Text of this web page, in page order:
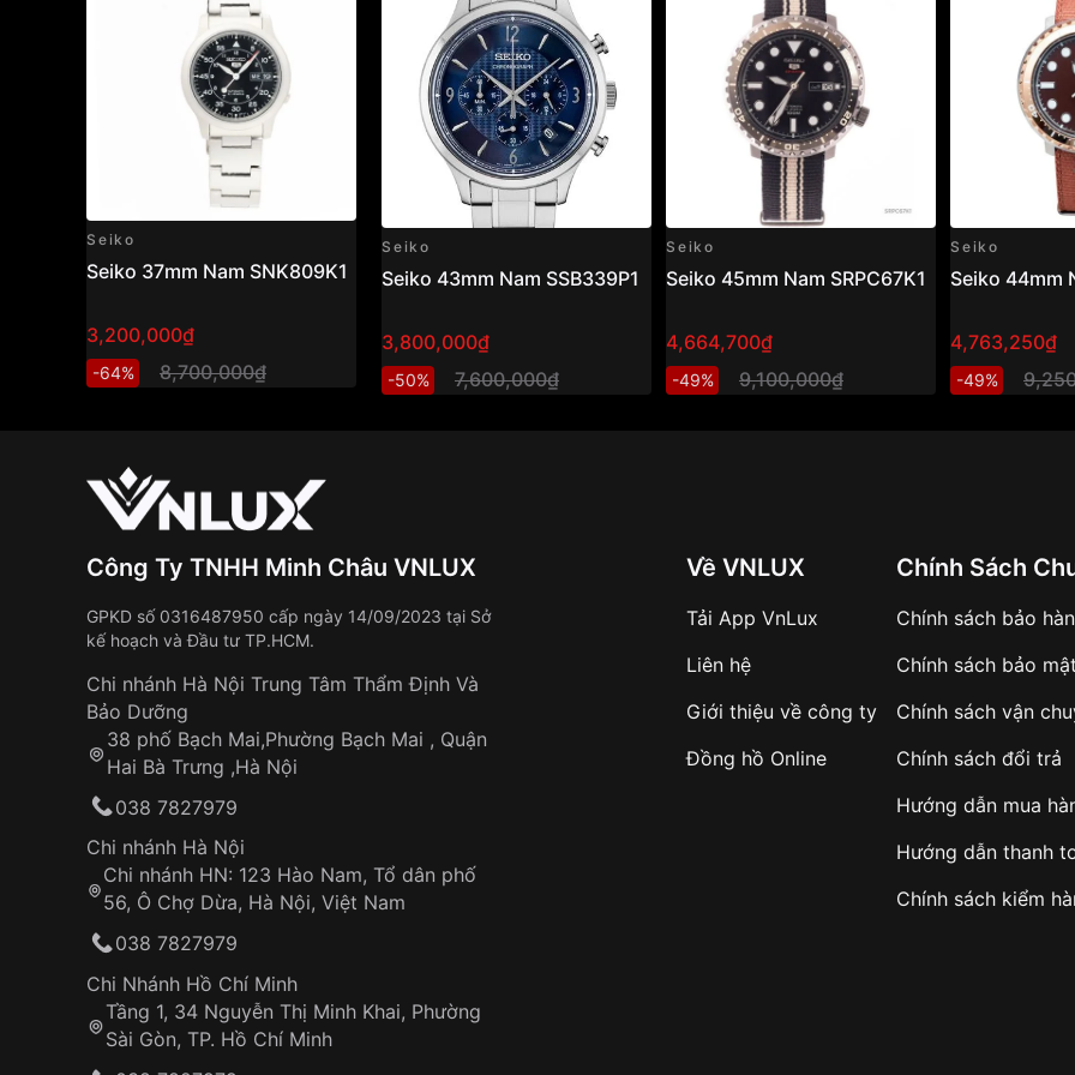
Seiko
Seiko 37mm Nam SNK809K1
3,200,000₫
-64% 8,700,000₫
Seiko
Seiko 43mm Nam SSB339P1
3,800,000₫
-50% 7,600,000₫
Seiko
Seiko 45mm Nam SRPC67K1
4,664,700₫
-49% 9,100,000₫
Seiko
Seiko 44mm
4,763,250₫
-49%
Công Ty TNHH Minh Châu VNLUX
GPKD số 0316487950 cấp ngày 14/09/2023 tại Sở
kế hoạch và Đầu tư TP.HCM.
Chi nhánh Hà Nội Trung Tâm Thẩm Định Và
Bảo Dưỡng
38 phố Bạch Mai,Phường Bạch Mai , Quận
Hai Bà Trưng ,Hà Nội
038 7827979
Chi nhánh Hà Nội
Chi nhánh HN: 123 Hào Nam, Tổ dân phố
56, Ô Chợ Dừa, Hà Nội, Việt Nam
038 7827979
Chi Nhánh Hồ Chí Minh
Tầng 1, 34 Nguyễn Thị Minh Khai, Phường
Sài Gòn, TP. Hồ Chí Minh
Về VNLUX
Tải App VnLux
Liên hệ
Giới thiệu về công ty
Đồng hồ Online
Chính Sách
Chính sách bảo
Chính sách bảo mật
Chính sách vận
Chính sách đổi trả
Hướng dẫn mua
Hướng dẫn thanh
Chính sách kiểm